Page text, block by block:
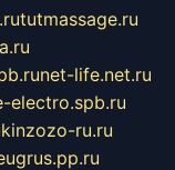
tutmassage.ru
net-life.net.ru
electro.spb.ru
kinzozo-ru.ru